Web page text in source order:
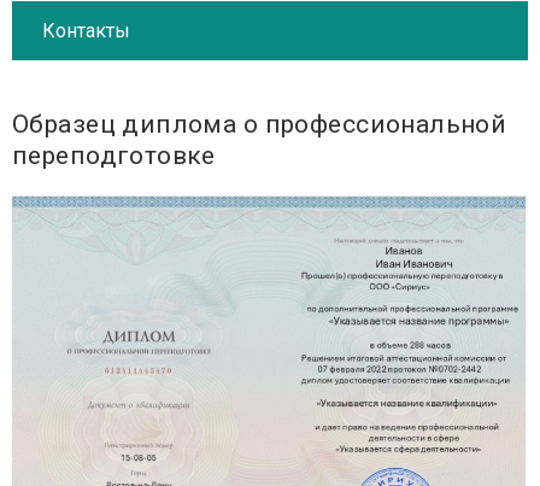
Контакты
Образец диплома о профессиональной
переподготовке